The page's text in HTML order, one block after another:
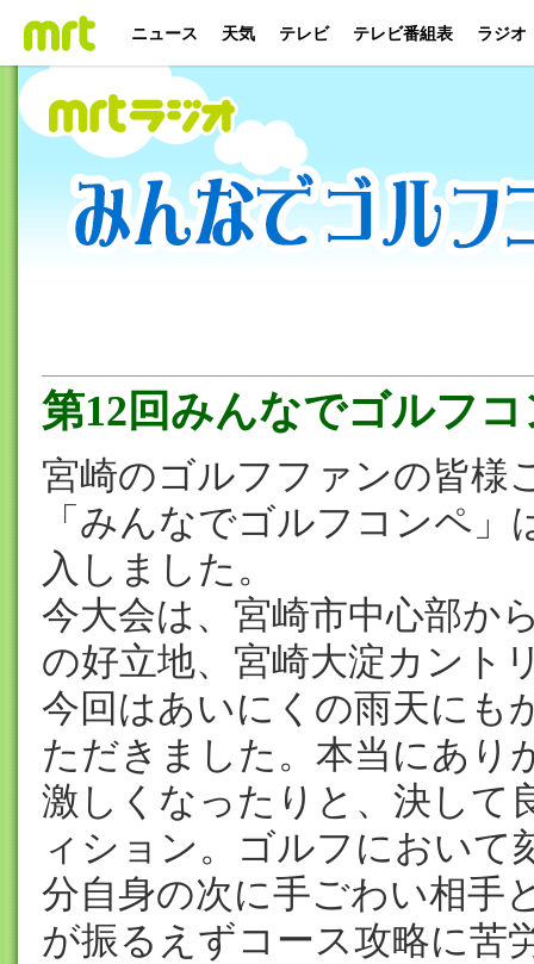
ニュース 天気 テレビ テレビ番組表 ラジオ
第12回みんなでゴルフ
宮崎のゴルフファンの皆様
「みんなでゴルフコンペ
入しました。
今大会は、宮崎市中心部か
の好立地、宮崎大淀カント
今回はあいにくの雨天にも
ただきました。本当にあり
激しくなったりと、決して
ィション。ゴルフにおいて
分自身の次に手ごわい相手
が振るえずコース攻略に苦